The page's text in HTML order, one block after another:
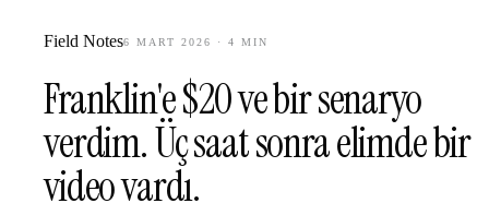
Field Notes6 MART 2026 · 4 MIN
Franklin'e $20 ve bir senaryo
verdim. Üç saat sonra elimde bir
video vardı.